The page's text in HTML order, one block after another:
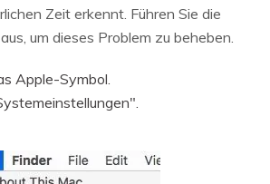
Zeit erkennt. Führen Sie die
um dieses Problem zu beheben.
Apple-Symbol.